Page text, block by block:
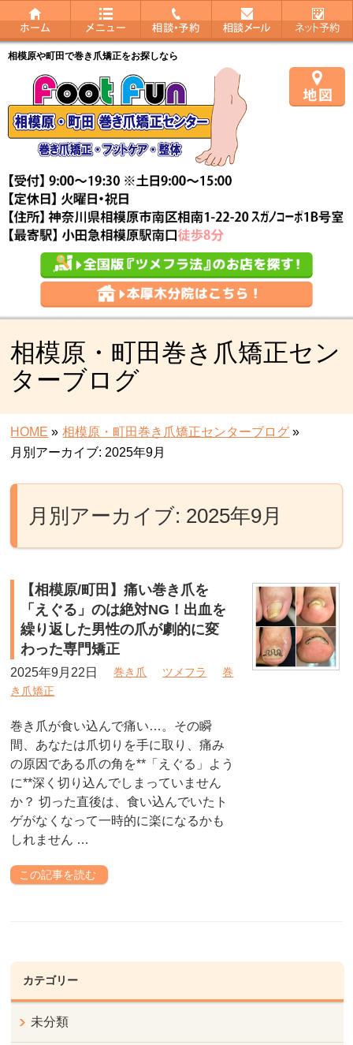
相模原や町田で巻き爪矯正をお探しなら
相模原・町田巻き爪矯正セン
ターブログ
HOME » 相模原・町田巻き爪矯正センターブログ »
月別アーカイブ: 2025年9月
月別アーカイブ: 2025年9月
【相模原/町田】痛い巻き爪を
「えぐる」のは絶対NG！出血を
繰り返した男性の爪が劇的に変
わった専門矯正
2025年9月22日 巻き爪 ツメフラ
巻
き爪矯正
巻き爪が食い込んで痛い…。その瞬
間、あなたは爪切りを手に取り、痛み
の原因である爪の角を**「えぐる」よう
に**深く切り込んでしまっていません
か？ 切った直後は、食い込んでいたト
ゲがなくなって一時的に楽になるかも
しれません …
この記事を読む
カテゴリー
未分類